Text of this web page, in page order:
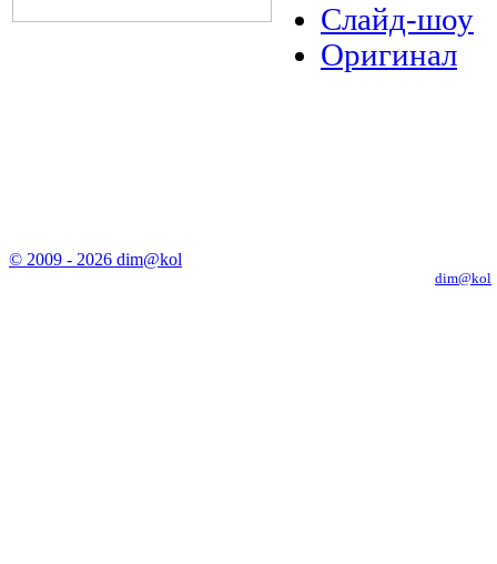
Слайд-шоу
Оригинал
© 2009 - 2026 dim@kol
dim@kol